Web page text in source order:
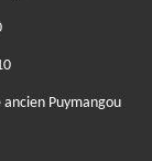
Puymangou